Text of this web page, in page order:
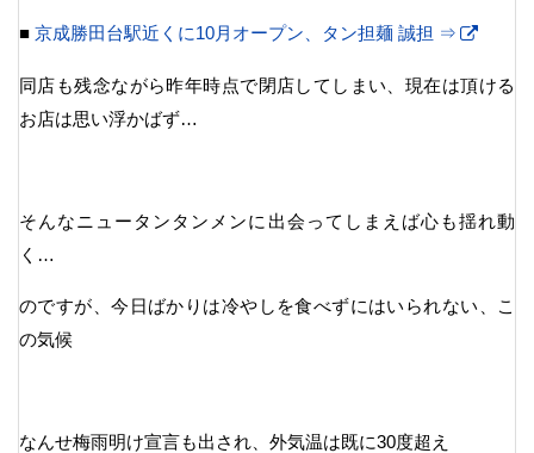
■ 京成勝田台駅近くに10月オープン、タン担麺 誠担 ⇒
同店も残念ながら昨年時点で閉店してしまい、現在は頂ける
お店は思い浮かばず…
そんなニュータンタンメンに出会ってしまえば心も揺れ動
く…
のですが、今日ばかりは冷やしを食べずにはいられない、こ
の気候
なんせ梅雨明け宣言も出され、外気温は既に30度超え